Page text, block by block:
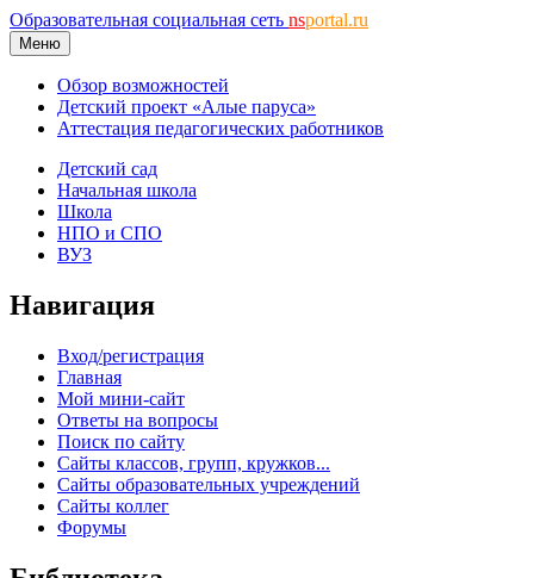
Образовательная социальная сеть nsportal.ru
Меню
Обзор возможностей
Детский проект «Алые паруса»
Аттестация педагогических работников
Детский сад
Начальная школа
Школа
НПО и СПО
ВУЗ
Навигация
Вход/регистрация
Главная
Мой мини-сайт
Ответы на вопросы
Поиск по сайту
Сайты классов, групп, кружков...
Сайты образовательных учреждений
Сайты коллег
Форумы